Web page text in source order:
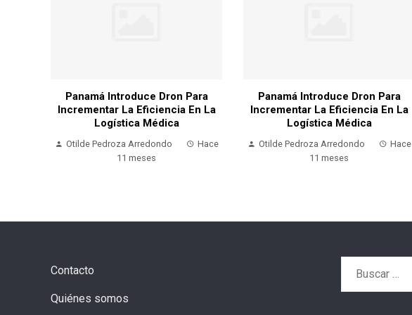
Panamá Introduce Dron Para
Incrementar La Eficiencia En La
Logística Médica
Otilde Pedroza Arredondo
Hace
11 meses
Panamá Introduce Dron Para
Incrementar La Eficiencia En La
Logística Médica
Otilde Pedroza Arredondo
Hace
11 meses
Contacto
Quiénes somos